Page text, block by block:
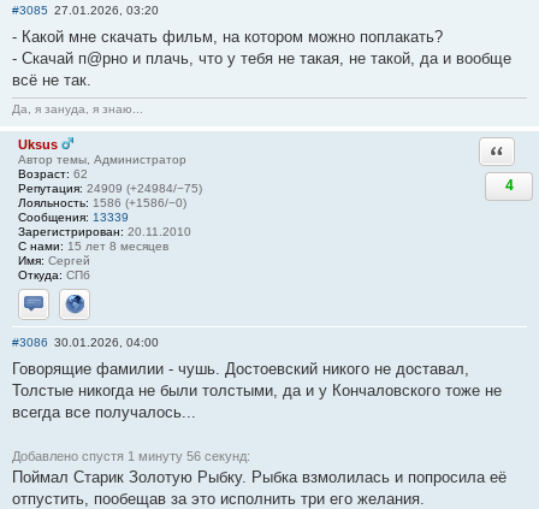
#3085 27.01.2026, 03:20
- Какой мне скачать фильм, на котором можно поплакать?
- Скачай п@рно и плачь, что у тебя не такая, не такой, да и вообще
всё не так.
Да, я зануда, я знаю...
Uksus
Автор темы, Администратор
Возраст: 62
Репутация: 24909 (+24984/−75)
Лояльность: 1586 (+1586/−0)
Сообщения: 13339
Зарегистрирован: 20.11.2010
С нами: 15 лет 8 месяцев
Имя: Сергей
Откуда: СПб
Отправить личное сообщение
Сайт
4
#3086 30.01.2026, 04:00
Говорящие фамилии - чушь. Достоевский никого не доставал,
Толстые никогда не были толстыми, да и у Кончаловского тоже не
всегда все получалось...
Добавлено спустя 1 минуту 56 секунд:
Поймал Старик Золотую Рыбку. Рыбка взмолилась и попросила её
отпустить, пообещав за это исполнить три его желания.